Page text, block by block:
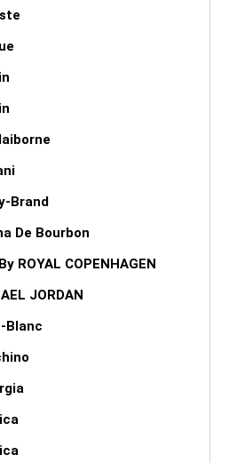
Brand
De Bourbon
ROYAL COPENHAGEN
JORDAN
Blanc